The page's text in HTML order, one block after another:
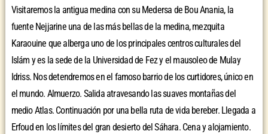
Visitaremos la antigua medina con su Medersa de Bou Anania, la
fuente Nejjarine una de las más bellas de la medina, mezquita
Karaouine que alberga uno de los principales centros culturales del
Islám y es la sede de la Universidad de Fez y el mausoleo de Mulay
Idriss. Nos detendremos en el famoso barrio de los curtidores, único en
el mundo. Almuerzo. Salida atravesando las suaves montañas del
medio Atlas. Continuación por una bella ruta de vida bereber. Llegada a
Erfoud en los límites del gran desierto del Sáhara. Cena y alojamiento.